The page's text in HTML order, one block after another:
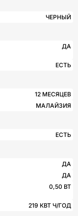
ЧЕРНЫЙ
ДА
ЕСТЬ
12 МЕСЯЦЕВ
МАЛАЙЗИЯ
ЕСТЬ
ДА
ДА
0,50 ВТ
219 КВТ Ч/ГОД